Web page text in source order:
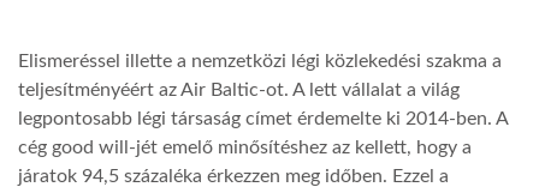
GLOBOTV
Elismeréssel illette a nemzetközi légi közlekedési szakma a
teljesítményéért az Air Baltic-ot. A lett vállalat a világ
legpontosabb légi társaság címet érdemelte ki 2014-ben. A
cég good will-jét emelő minősítéshez az kellett, hogy a
járatok 94,5 százaléka érkezzen meg időben. Ezzel a